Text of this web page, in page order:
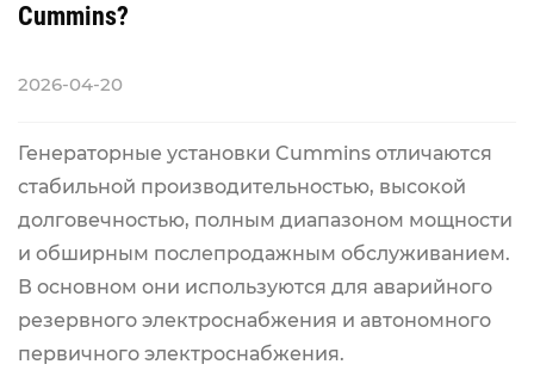
Cummins?
2026-04-20
Генераторные установки Cummins отличаются
стабильной производительностью, высокой
долговечностью, полным диапазоном мощности
и обширным послепродажным обслуживанием.
В основном они используются для аварийного
резервного электроснабжения и автономного
первичного электроснабжения.